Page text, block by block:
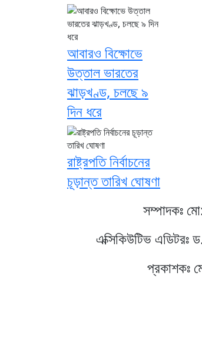
আবারও বিক্ষোভে
উত্তাল ভারতের
ঝাড়খণ্ড, চলছে ৯
দিন ধরে
রাষ্ট্রপতি নির্বাচনের
চূড়ান্ত তারিখ ঘোষণা
সম্পাদকঃ
এক্সিকিউটিভ এডিটরঃ
প্রকাশকঃ